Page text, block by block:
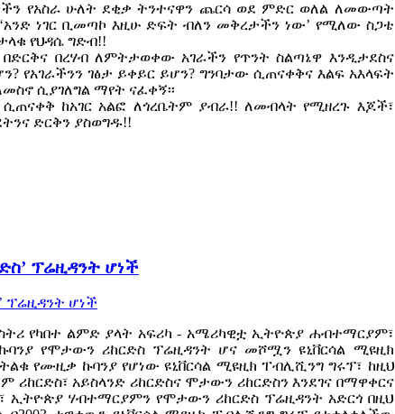
የአስራ ሁለት ደቂቃ ትንተናዋን ጨርሳ ወደ ምድር ወለል ለመውጣት
‘አንድ ነገር ቢመጣኮ እዚሁ ድፍት ብለን መቅረታችን ነው’ የሚለው ስጋቴ
የህዳሴ ግድብ!!
በረሃብ ለምትታወቀው አገራችን የጥንት ስልጣኔዋ እንዲታደስና
የአገራችንን ገፅታ ይቀይር ይሆን? ግንባታው ሲጠናቀቅና እልፍ አእላፍት
ሲያገለግል ማየት ናፈቀኝ፡፡
ሲጠናቀቅ ከአገር አልፎ ለጎረቤትም ያብራ!! ለመብላት የሚዘረጉ እጆች፣
ድርቅን ያስወግዱ!!
ፕሬዚዳንት ሆነች
ልምድ ያላት አፍሪካ - አሜሪካዊቷ ኢትዮጵያ ሐብተማርያም፣
የሞታውን ሪከርድስ ፕሬዚዳንት ሆና መሾሟን ዩኒቨርሳል ሚዩዚክ
የሙዚቃ ኩባንያ የሆነው ዩኒቨርሳል ሚዩዚክ ፐብሊሺንግ ግሩፕ፣ ከዚህ
ሪከርድስ፣ አይስላንድ ሪከርድስና ሞታውን ሪከርድስን እንደገና በማዋቀርና
ኢትዮጵያ ሃብተማርያምን የሞታውን ሪከርድስ ፕሬዚዳንት አድርጎ በዚህ